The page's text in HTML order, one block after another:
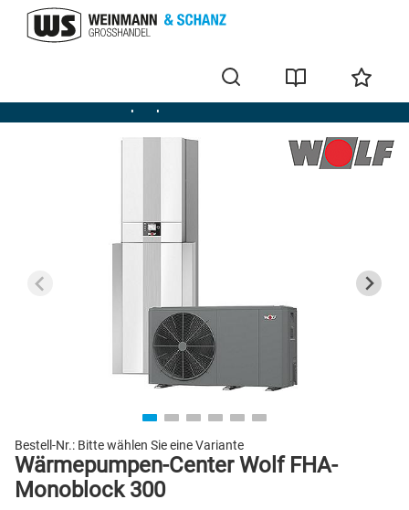
Monoblock-Wärmepumpen
Bestell-Nr.: Bitte wählen Sie eine Variante
Wärmepumpen-Center Wolf FHA-
Monoblock 300